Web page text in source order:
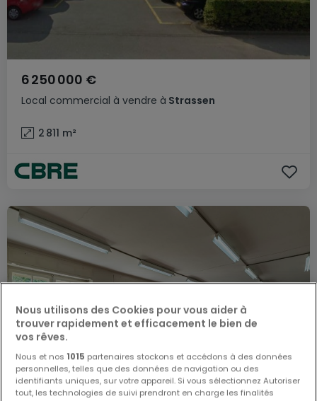
Local commercial à vendre à Strassen
6 250 000 €
2 811 m²
Nous utilisons des Cookies pour vous aider à
trouver rapidement et efficacement le bien de
vos rêves.
Nous et nos 1015 partenaires stockons et accédons à des données
personnelles, telles que des données de navigation ou des
identifiants uniques, sur votre appareil. Si vous sélectionnez Autoriser
tout, les technologies de suivi prendront en charge les finalités